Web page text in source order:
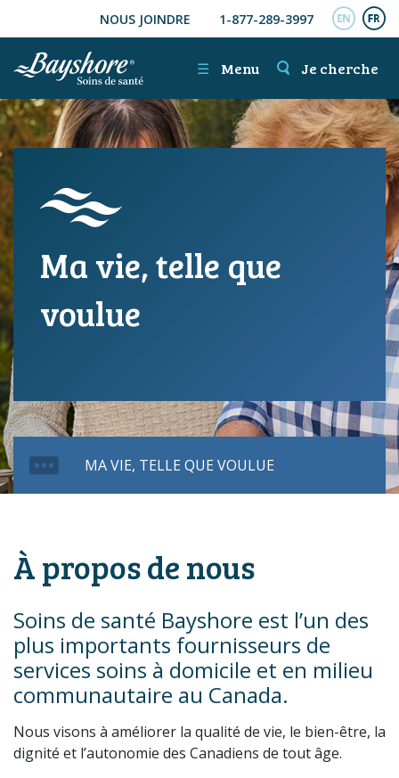
ALLER AU CONTENU PRINCIPAL
NOUS JOINDRE 1-877-289-3997
☰ Menu Je cherche
Ma vie, telle que
voulue
MA VIE, TELLE QUE VOULUE
À propos de nous
Soins de santé Bayshore est l’un des
plus importants fournisseurs de
services soins à domicile et en milieu
communautaire au Canada.
Nous visons à améliorer la qualité de vie, le bien-être, la
dignité et l’autonomie des Canadiens de tout âge.